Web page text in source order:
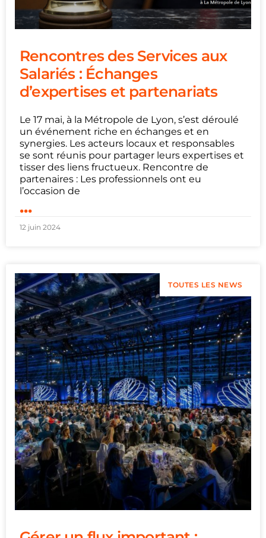
Rencontres des Services aux
Salariés : Échanges
d’expertises et partenariats
Le 17 mai, à la Métropole de Lyon, s’est déroulé
un événement riche en échanges et en
synergies. Les acteurs locaux et responsables
se sont réunis pour partager leurs expertises et
tisser des liens fructueux. Rencontre de
partenaires : Les professionnels ont eu
l’occasion de
...
12 juin 2024
TOUTES LES NEWS